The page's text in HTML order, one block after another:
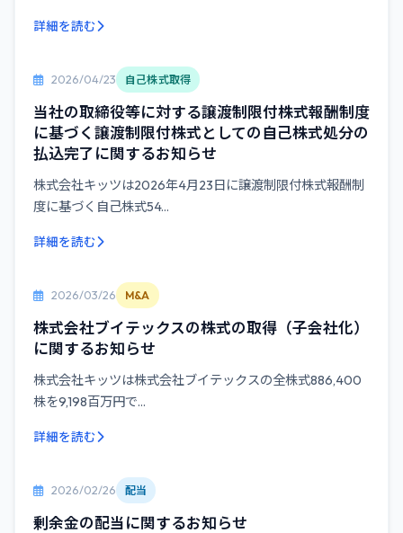
詳細を読む
2026/04/23 自己株式取得
当社の取締役等に対する譲渡制限付株式報酬制度
に基づく譲渡制限付株式としての自己株式処分の
払込完了に関するお知らせ
株式会社キッツは2026年4月23日に譲渡制限付株式報酬制
度に基づく自己株式54...
詳細を読む
2026/03/26 M&A
株式会社ブイテックスの株式の取得（子会社化）
に関するお知らせ
株式会社キッツは株式会社ブイテックスの全株式886,400
株を9,198百万円で...
詳細を読む
2026/02/26 配当
剰余金の配当に関するお知らせ